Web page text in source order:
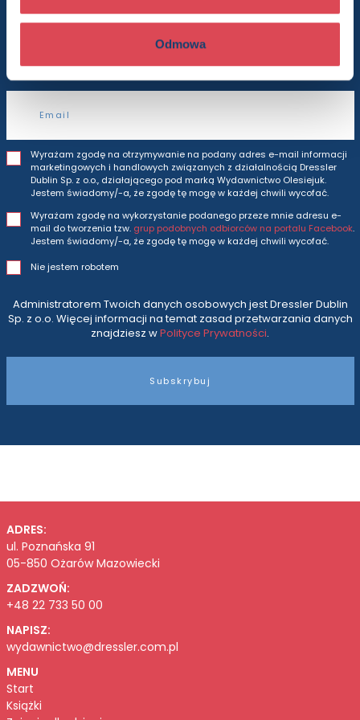
Odmowa
Będziesz otrzymywać wszytkie nasze nowości
prosto do Twojej skrzynki odbiorczej.
Wyrażam zgodę na otrzymywanie na podany adres e-mail informacji
marketingowych i handlowych związanych z działalnością Dressler
Dublin Sp. z o.o., działającego pod marką Wydawnictwo Olesiejuk.
Jestem świadomy/-a, że zgodę tę mogę w każdej chwili wycofać.
Wyrażam zgodę na wykorzystanie podanego przeze mnie adresu e-
mail do tworzenia tzw. grup podobnych odbiorców na portalu Facebook.
Jestem świadomy/-a, że zgodę tę mogę w każdej chwili wycofać.
Nie jestem robotem
Administratorem Twoich danych osobowych jest Dressler Dublin
Sp. z o.o. Więcej informacji na temat zasad przetwarzania danych
znajdziesz wPolityce Prywatności.
Subskrybuj
ADRES:
ul. Poznańska 91
05-850 Ożarów Mazowiecki
ZADZWOŃ:
+48 22 733 50 00
NAPISZ:
wydawnictwo@dressler.com.pl
MENU
Start
Książki